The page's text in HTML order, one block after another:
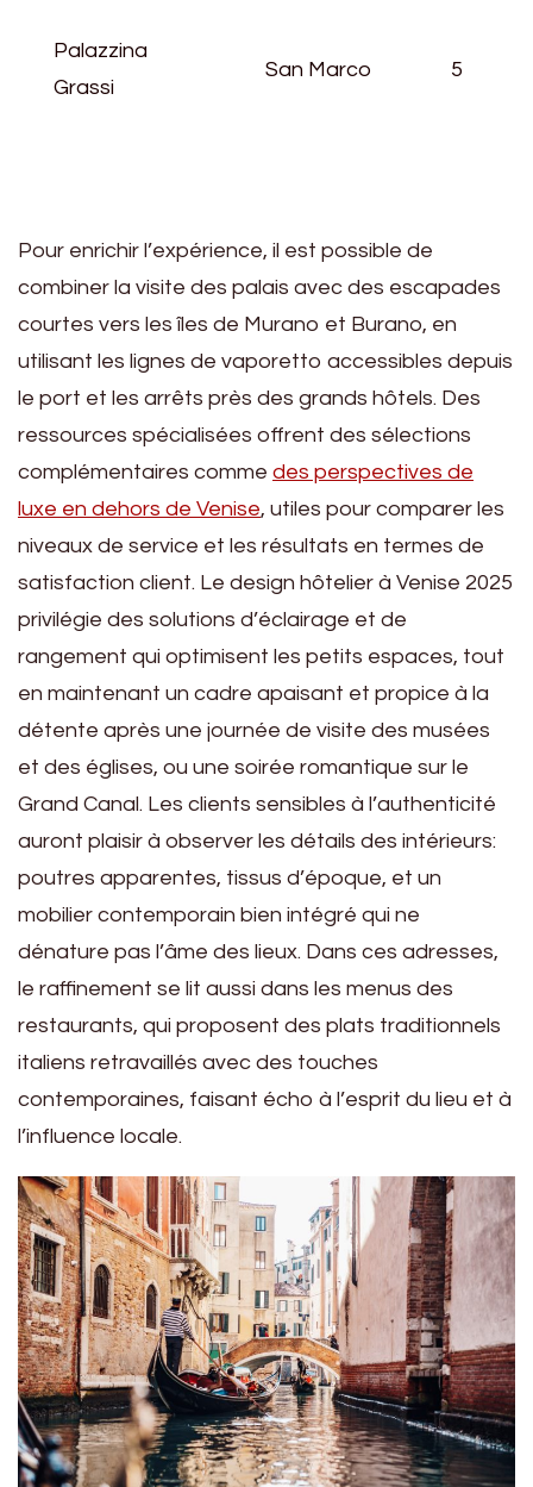
Palazzina
Grassi
San Marco 5
Pour enrichir l’expérience, il est possible de
combiner la visite des palais avec des escapades
courtes vers les îles de Murano et Burano, en
utilisant les lignes de vaporetto accessibles depuis
le port et les arrêts près des grands hôtels. Des
ressources spécialisées offrent des sélections
complémentaires comme des perspectives de
luxe en dehors de Venise, utiles pour comparer les
niveaux de service et les résultats en termes de
satisfaction client. Le design hôtelier à Venise 2025
privilégie des solutions d’éclairage et de
rangement qui optimisent les petits espaces, tout
en maintenant un cadre apaisant et propice à la
détente après une journée de visite des musées
et des églises, ou une soirée romantique sur le
Grand Canal. Les clients sensibles à l’authenticité
auront plaisir à observer les détails des intérieurs:
poutres apparentes, tissus d’époque, et un
mobilier contemporain bien intégré qui ne
dénature pas l’âme des lieux. Dans ces adresses,
le raffinement se lit aussi dans les menus des
restaurants, qui proposent des plats traditionnels
italiens retravaillés avec des touches
contemporaines, faisant écho à l’esprit du lieu et à
l’influence locale.